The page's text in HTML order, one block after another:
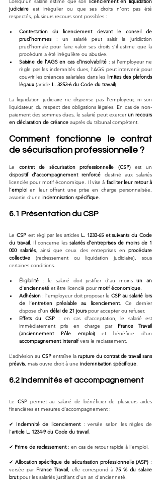
judiciaire est irrégulier ou que ses droits n’ont pas été
respectés, plusieurs recours sont possibles :
Contestation du licenciement devant le conseil de
prud’hommes : un salarié peut saisir la juridiction
prud’homale pour faire valoir ses droits s’il estime que la
procédure a été irrégulière ou abusive.
Saisine de l’AGS en cas d’insolvabilité : si l’employeur ne
règle pas les indemnités dues, l’AGS peut intervenir pour
couvrir les créances salariales dans les limites des plafonds
légaux (article L. 3253-6 du Code du travail).
La liquidation judiciaire ne dispense pas l’employeur, ni son
liquidateur, du respect des obligations légales. En cas de non-
paiement des sommes dues, le salarié peut exercer un recours
en déclaration de créance auprès du tribunal compétent.
Comment fonctionne le contrat
de sécurisation professionnelle ?
Le contrat de sécurisation professionnelle (CSP)
dispositif d’accompagnement renforcé destiné aux salariés
licenciés pour motif économique. Il vise à faciliter leur retour à
l’emploi en leur offrant une prise en charge personnalisée,
assortie d’une indemnisation spécifique.
6.1 Présentation du CSP
Le CSP est régi par les articles L. 1233-65 et suivants du Code
du travail. Il concerne les salariés d’entreprises de moins de 1
000 salariés, ainsi que ceux des entreprises en procédure
collective (redressement ou liquidation judiciaire), sous
certaines conditions.
Éligibilité : le salarié doit justifier d’au moins un an
d’ancienneté et être licencié pour motif économique.
Adhésion : l’employeur doit proposer le CSP au salarié lors
de l’entretien préalable au licenciement. Ce dernier
dispose d’un délai de 21 jours pour accepter ou refuser.
Effets du CSP : en cas d’acceptation, le salarié est
immédiatement pris en charge par
France Travail
(anciennement Pôle emploi)
accompagnement intensif vers le reclassement.
L’adhésion au CSP entraîne la rupture du contrat de travail sans
préavis, mais ouvre droit à une indemnisation spécifique.
6.2 Indemnités et accompagnement
Le CSP permet au salarié de bénéficier de plusieurs aides
financières et mesures d’accompagnement :
✔ Indemnité de licenciement : versée selon les règles de
l’article L. 1234-9 du Code du travail.
✔ Prime de reclassement : en cas de retour rapide à l’emploi.
✔ Allocation spécifique de sécurisation professionnelle (ASP) :
versée par France Travail, elle correspond à 75 % du salaire
brut pour les salariés justifiant d’un an d’ancienneté.